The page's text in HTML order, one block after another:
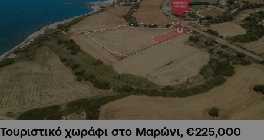
Τουριστικό χωράφι στο Μαρώνι, €225,000